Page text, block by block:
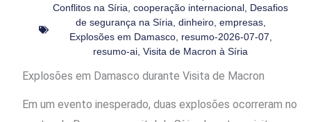
Conflitos na Síria, cooperação internacional, Desafios
de segurança na Síria, dinheiro, empresas,
Explosões em Damasco, resumo-2026-07-07,
resumo-ai, Visita de Macron à Síria
Explosões em Damasco durante Visita de Macron
Em um evento inesperado, duas explosões ocorreram no